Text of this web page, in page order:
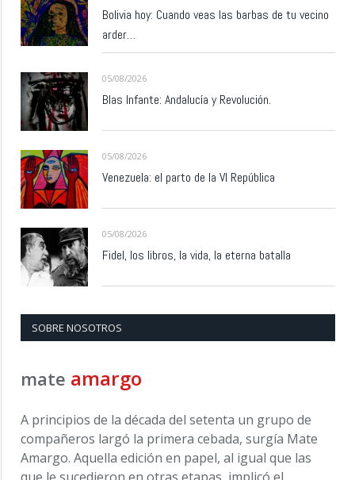
Bolivia hoy: Cuando veas las barbas de tu vecino
arder…
05/08/2026
Blas Infante: Andalucía y Revolución.
05/08/2026
Venezuela: el parto de la VI República
05/08/2026
Fidel, los libros, la vida, la eterna batalla
SOBRE NOSOTROS
mate amargo
A principios de la década del setenta un grupo de
compañeros largó la primera cebada, surgía Mate
Amargo. Aquella edición en papel, al igual que las